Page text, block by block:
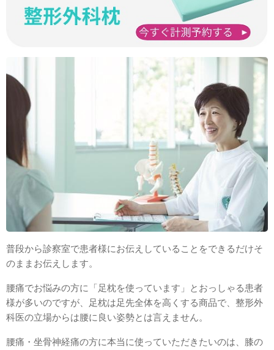
普段から診察室で患者様にお伝えしていることをできるだけそ
のままお伝えします。
腰痛でお悩みの方に「足枕を使っています」とおっしゃる患者
様が多いのですが、足枕は足先全体を高くする商品で、整形外
科医の立場からは腰に良い姿勢とは言えません。
腰痛・坐骨神経痛の方に本当に使っていただきたいのは、膝の